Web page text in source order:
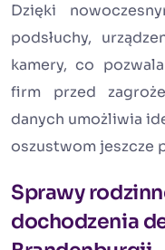
Dzięki
podsłuchy,
kamery, co
firm przed
danych umożliwia
oszustwom jeszcze
Sprawy
dochodzenia